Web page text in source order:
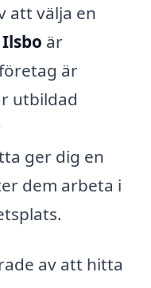
att välja en
är
är
utbildad
ger dig en
dem arbeta i
av att hitta